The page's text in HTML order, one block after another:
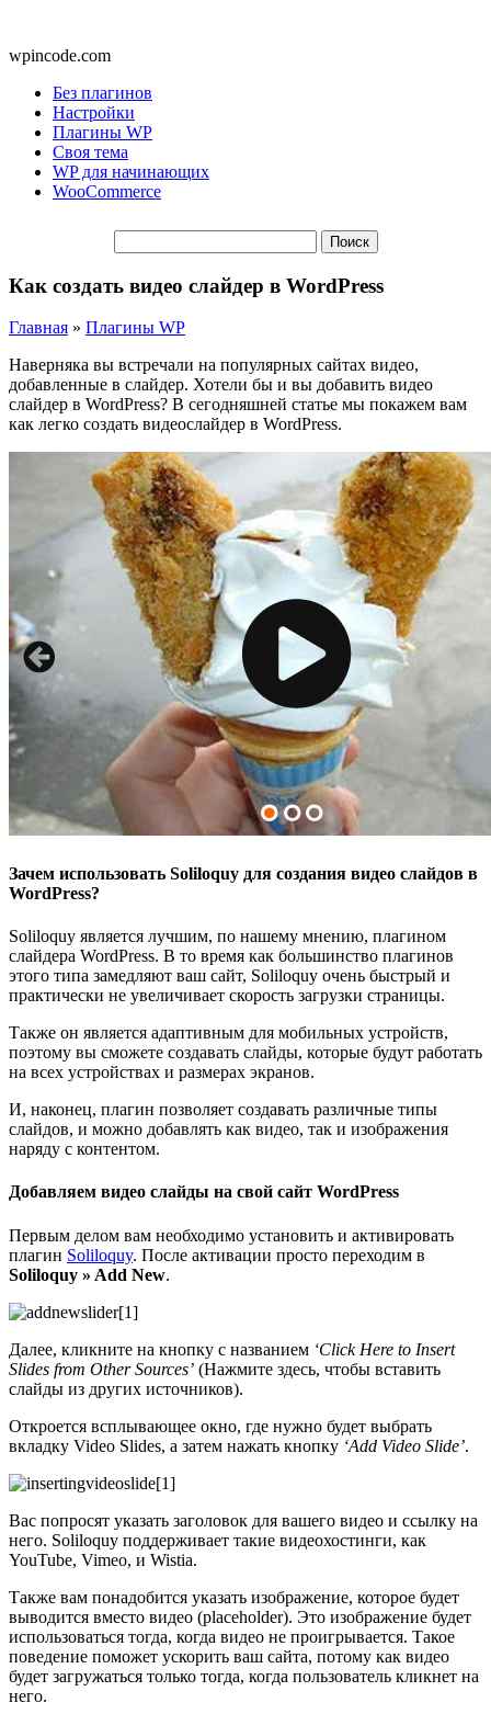
wpincode.com
Без плагинов
Настройки
Плагины WP
Своя тема
WP для начинающих
WooCommerce
Как создать видео слайдер в WordPress
Главная » Плагины WP
Наверняка вы встречали на популярных сайтах видео,
добавленные в слайдер. Хотели бы и вы добавить видео
слайдер в WordPress? В сегодняшней статье мы покажем вам
как легко создать видеослайдер в WordPress.
Зачем использовать Soliloquy для создания видео слайдов в
WordPress?
Soliloquy является лучшим, по нашему мнению, плагином
слайдера WordPress. В то время как большинство плагинов
этого типа замедляют ваш сайт, Soliloquy очень быстрый и
практически не увеличивает скорость загрузки страницы.
Также он является адаптивным для мобильных устройств,
поэтому вы сможете создавать слайды, которые будут работать
на всех устройствах и размерах экранов.
И, наконец, плагин позволяет создавать различные типы
слайдов, и можно добавлять как видео, так и изображения
наряду с контентом.
Добавляем видео слайды на свой сайт WordPress
Первым делом вам необходимо установить и активировать
плагин Soliloquy. После активации просто переходим в
Soliloquy » Add New.
Далее, кликните на кнопку с названием ‘Click Here to Insert
Slides from Other Sources’ (Нажмите здесь, чтобы вставить
слайды из других источников).
Откроется всплывающее окно, где нужно будет выбрать
вкладку Video Slides, а затем нажать кнопку ‘Add Video Slide’.
Вас попросят указать заголовок для вашего видео и ссылку на
него. Soliloquy поддерживает такие видеохостинги, как
YouTube, Vimeo, и Wistia.
Также вам понадобится указать изображение, которое будет
выводится вместо видео (placeholder). Это изображение будет
использоваться тогда, когда видео не проигрывается. Такое
поведение поможет ускорить ваш сайта, потому как видео
будет загружаться только тогда, когда пользователь кликнет на
него.